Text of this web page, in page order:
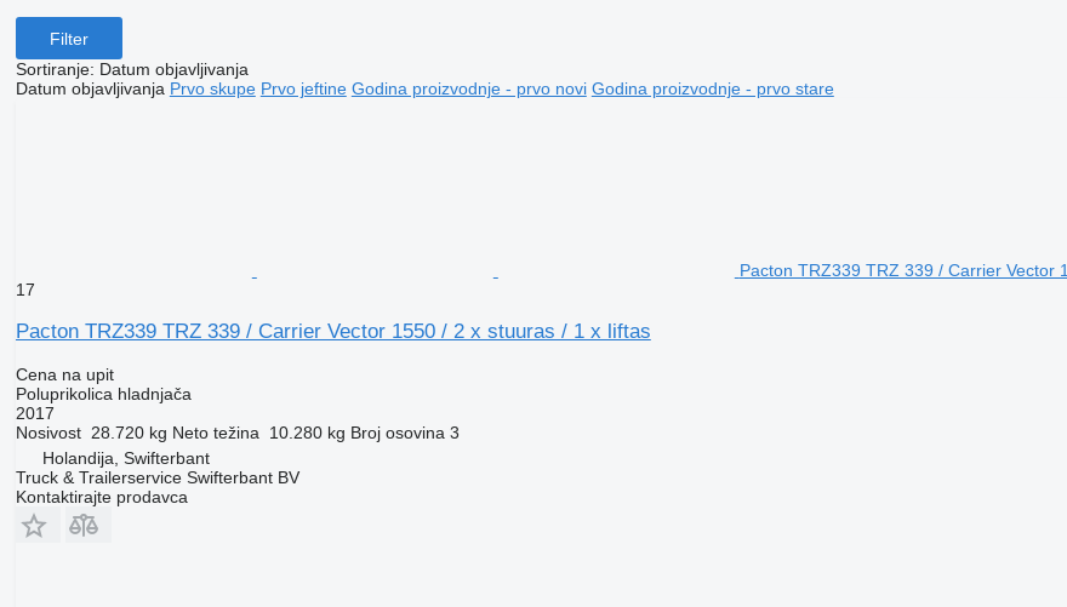
Filter
Sortiranje: Datum objavljivanja
Datum objavljivanja Prvo skupe Prvo jeftine Godina proizvodnje - prvo novi Godina proizvodnje - prvo stare
Pacton TRZ339 TRZ 339 / Carrier Vector
17
Pacton TRZ339 TRZ 339 / Carrier Vector 1550 / 2 x stuuras / 1 x liftas
Cena na upit
Poluprikolica hladnjača
2017
Nosivost 28.720 kg Neto težina 10.280 kg Broj osovina 3
Holandija, Swifterbant
Truck & Trailerservice Swifterbant BV
Kontaktirajte prodavca